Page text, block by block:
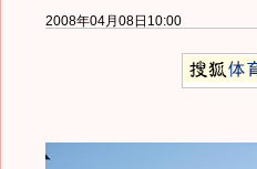
2008年04月08日10:00